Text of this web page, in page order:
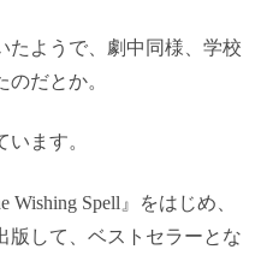
たようで、劇中同様、学校
だとか。
ます。
Wishing Spell』をはじめ、
版して、ベストセラーとな